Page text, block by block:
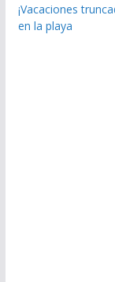
¡Vacaciones
en la playa